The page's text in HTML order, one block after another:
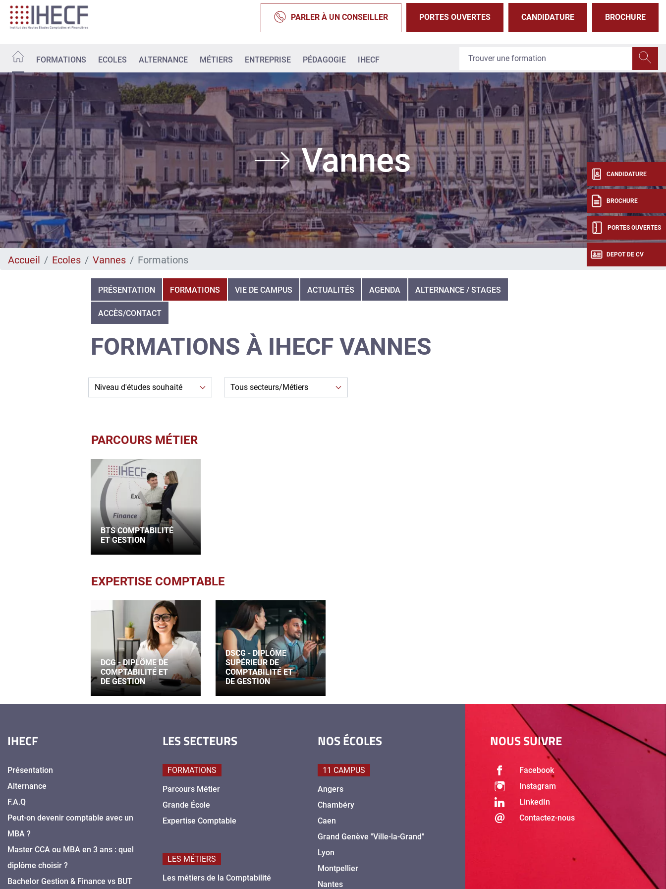
Aller
contenu
PARLER À UN CONSEILLER PORTES OUVERTES CANDIDATURE BROCHURE
FORMATIONS ECOLES ALTERNANCE MÉTIERS ENTREPRISE PÉDAGOGIE IHECF
CANDIDATURE
BROCHURE
PORTES OUVERTES
DEPOT DE CV
Vannes
Accueil Ecoles Vannes Formations
PRÉSENTATION FORMATIONS VIE DE CAMPUS ACTUALITÉS AGENDA ALTERNANCE / STAGES
ACCÈS/CONTACT
FORMATIONS À IHECF VANNES
PARCOURS MÉTIER
BTS COMPTABILITÉ
ET GESTION
EXPERTISE COMPTABLE
DCG - DIPLÔME DE
COMPTABILITÉ ET
DE GESTION
DSCG - DIPLÔME
SUPÉRIEUR DE
COMPTABILITÉ ET
DE GESTION
IHECF
Présentation
Alternance
F.A.Q
Peut-on devenir comptable avec un
MBA ?
Master CCA ou MBA en 3 ans : quel
diplôme choisir ?
Bachelor Gestion & Finance vs BUT
LES SECTEURS
FORMATIONS
Parcours Métier
Grande École
Expertise Comptable
LES MÉTIERS
Les métiers de la Comptabilité
NOS ÉCOLES
11 CAMPUS
Angers
Chambéry
Caen
Grand Genève "Ville-la-Grand"
Lyon
Montpellier
Nantes
NOUS SUIVRE
Facebook
Instagram
LinkedIn
Contactez-nous